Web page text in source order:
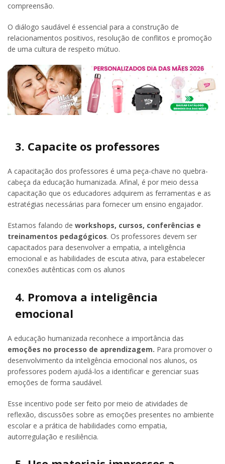
compreensão.
O diálogo saudável é essencial para a construção de
relacionamentos positivos, resolução de conflitos e promoção
de uma cultura de respeito mútuo.
3. Capacite os professores
A capacitação dos professores é uma peça-chave no quebra-
cabeça da educação humanizada. Afinal, é por meio dessa
capacitação que os educadores adquirem as ferramentas e as
estratégias necessárias para fornecer um ensino engajador.
Estamos falando de workshops, cursos, conferências e
treinamentos pedagógicos. Os professores devem ser
capacitados para desenvolver a empatia, a inteligência
emocional e as habilidades de escuta ativa, para estabelecer
conexões autênticas com os alunos
4. Promova a inteligência
emocional
A educação humanizada reconhece a importância das
emoções no processo de aprendizagem. Para promover o
desenvolvimento da inteligência emocional nos alunos, os
professores podem ajudá-los a identificar e gerenciar suas
emoções de forma saudável.
Esse incentivo pode ser feito por meio de atividades de
reflexão, discussões sobre as emoções presentes no ambiente
escolar e a prática de habilidades como empatia,
autorregulação e resiliência.